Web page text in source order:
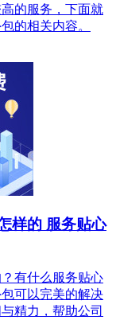
的服务，下面就
的相关内容。
样的 服务贴心
有什么服务贴心
可以完美的解决
精力，帮助公司